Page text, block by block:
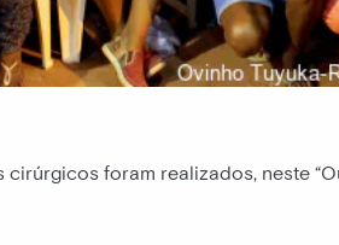
foram realizados, neste